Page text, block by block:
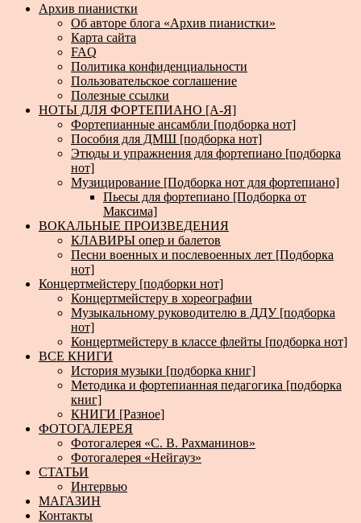
Архив пианистки
Об авторе блога «Архив пианистки»
Карта сайта
FAQ
Политика конфиденциальности
Пользовательское соглашение
Полезные ссылки
НОТЫ ДЛЯ ФОРТЕПИАНО [А-Я]
Фортепианные ансамбли [подборка нот]
Пособия для ДМШ [подборка нот]
Этюды и упражнения для фортепиано [подборка
нот]
Музицирование [Подборка нот для фортепиано]
Пьесы для фортепиано [Подборка от
Максима]
ВОКАЛЬНЫЕ ПРОИЗВЕДЕНИЯ
КЛАВИРЫ опер и балетов
Песни военных и послевоенных лет [Подборка
нот]
Концертмейстеру [подборки нот]
Концертмейстеру в хореографии
Музыкальному руководителю в ДДУ [подборка
нот]
Концертмейстеру в классе флейты [подборка нот]
ВСЕ КНИГИ
История музыки [подборка книг]
Методика и фортепианная педагогика [подборка
книг]
КНИГИ [Разное]
ФОТОГАЛЕРЕЯ
Фотогалерея «С. В. Рахманинов»
Фотогалерея «Нейгауз»
СТАТЬИ
Интервью
МАГАЗИН
Контакты